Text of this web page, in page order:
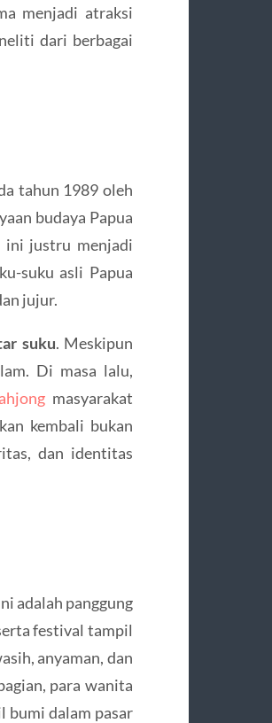
menjadi atraksi
dari berbagai
tahun 1989 oleh
budaya Papua
ini justru menjadi
suku asli Papua
jujur.
suku. Meskipun
Di masa lalu,
masyarakat
kembali bukan
dan identitas
adalah panggung
festival tampil
anyaman, dan
para wanita
bumi dalam pasar